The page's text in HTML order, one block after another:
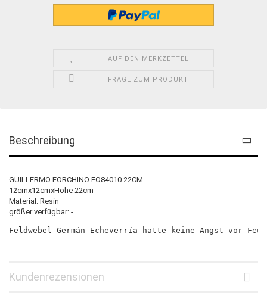
AUF DEN MERKZETTEL
FRAGE ZUM PRODUKT
Beschreibung
GUILLERMO FORCHINO FO84010 22CM
12cmx12cmxHöhe 22cm
Material: Resin
größer verfügbar: -
Feldwebel Germán Echeverría hatte keine Angst vor
Kundenrezensionen